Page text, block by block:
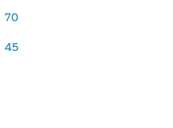
70
45